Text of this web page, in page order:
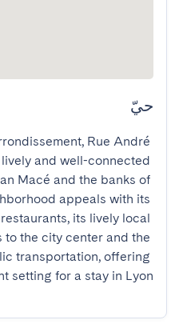
حيّ
Rue André
and well-connected
Macé and the banks of
appeals with its
its lively local
to the city center and the
transportation, offering
setting for a stay in Lyon.